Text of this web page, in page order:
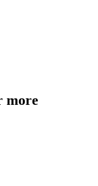
more